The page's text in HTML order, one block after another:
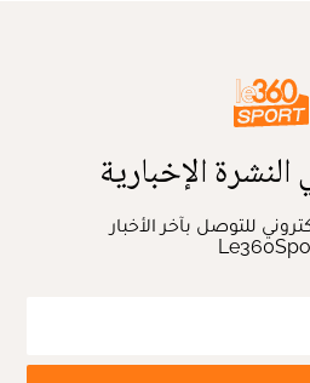
الإخبارية
للتوصل بآخر الأخبار